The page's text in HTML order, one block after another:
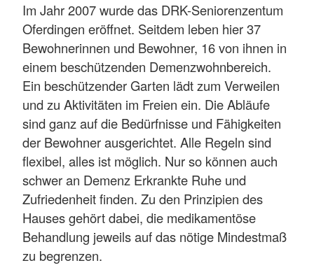
Im Jahr 2007 wurde das DRK-Seniorenzentum
Oferdingen eröffnet. Seitdem leben hier 37
Bewohnerinnen und Bewohner, 16 von ihnen in
einem beschützenden Demenzwohnbereich.
Ein beschützender Garten lädt zum Verweilen
und zu Aktivitäten im Freien ein. Die Abläufe
sind ganz auf die Bedürfnisse und Fähigkeiten
der Bewohner ausgerichtet. Alle Regeln sind
flexibel, alles ist möglich. Nur so können auch
schwer an Demenz Erkrankte Ruhe und
Zufriedenheit finden. Zu den Prinzipien des
Hauses gehört dabei, die medikamentöse
Behandlung jeweils auf das nötige Mindestmaß
zu begrenzen.